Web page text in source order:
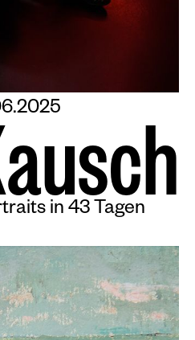
ausch
in 43 Tagen